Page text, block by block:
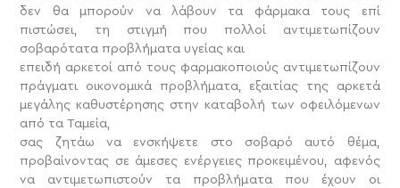
δεν θα μπορούν να λάβουν τα φάρμακα τους επί
πιστώσει, τη στιγμή που πολλοί αντιμετωπίζουν
σοβαρότατα προβλήματα υγείας και
επειδή αρκετοί από τους φαρμακοποιούς αντιμετωπίζουν
πράγματι οικονομικά προβλήματα, εξαιτίας της αρκετά
μεγάλης καθυστέρησης στην καταβολή των οφειλόμενων
από τα Ταμεία,
σας ζητάω να ενσκήψετε στο σοβαρό αυτό θέμα,
προβαίνοντας σε άμεσες ενέργειες προκειμένου, αφενός
να αντιμετωπιστούν τα προβλήματα που έχουν οι